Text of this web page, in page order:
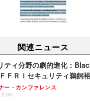
関連ニュース
ティ分野の劇的進化：
ＦＲＩセキュリティ鵜飼
ー・カンファレンス
3:00